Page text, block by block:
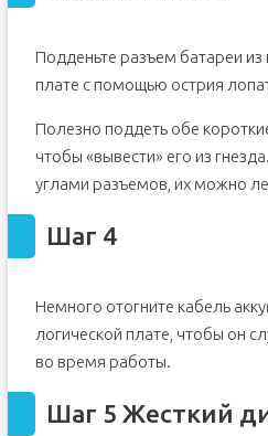
Подденьте разъем батареи из
плате с помощью острия
Полезно поддеть обе
чтобы «вывести» его из
углами разъемов, их можно
Шаг 4
Немного отогните кабель
логической плате, чтобы он
во время работы.
Шаг 5 Жесткий